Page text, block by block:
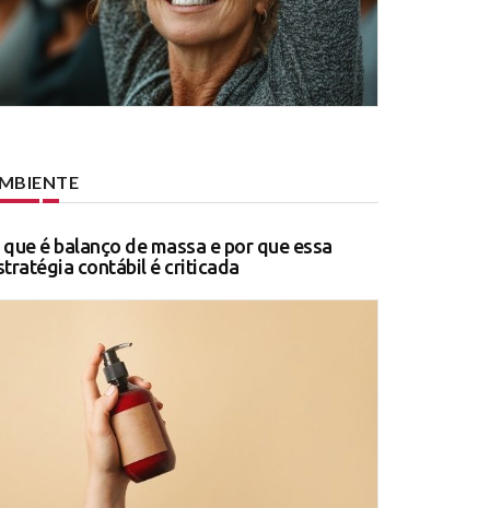
que é balanço de massa e por que essa
contábil é criticada